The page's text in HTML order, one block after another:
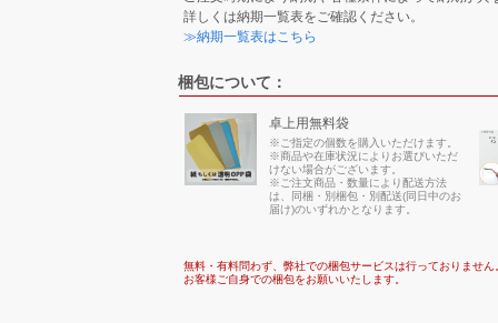
詳しくは納期一覧表をご確認ください。
≫納期一覧表はこちら
梱包について：
卓上用無料袋
※ご指定の個数を購入いただけます。
※商品や在庫状況によりお選びいただ
けない場合がございます。
※ご注文商品・数量により配送方法
は、同梱・別梱包・別配送(同日中のお
届け)のいずれかとなります。
無料・有料問わず、弊社での梱包サービスは行っておりません
お客様ご自身での梱包をお願いいたします。